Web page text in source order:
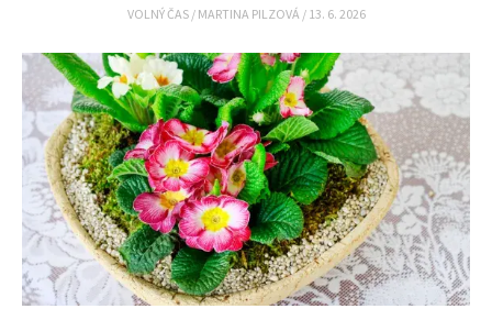
VOLNÝ ČAS / MARTINA PILZOVÁ / 13. 6. 2026